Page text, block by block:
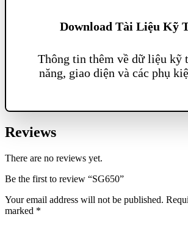
Download Tài Liệu Kỹ
Thông tin thêm về dữ liệu kỹ
năng, giao diện và các phụ
Reviews
There are no reviews yet.
Be the first to review “SG650”
Your email address will not be published.
marked *